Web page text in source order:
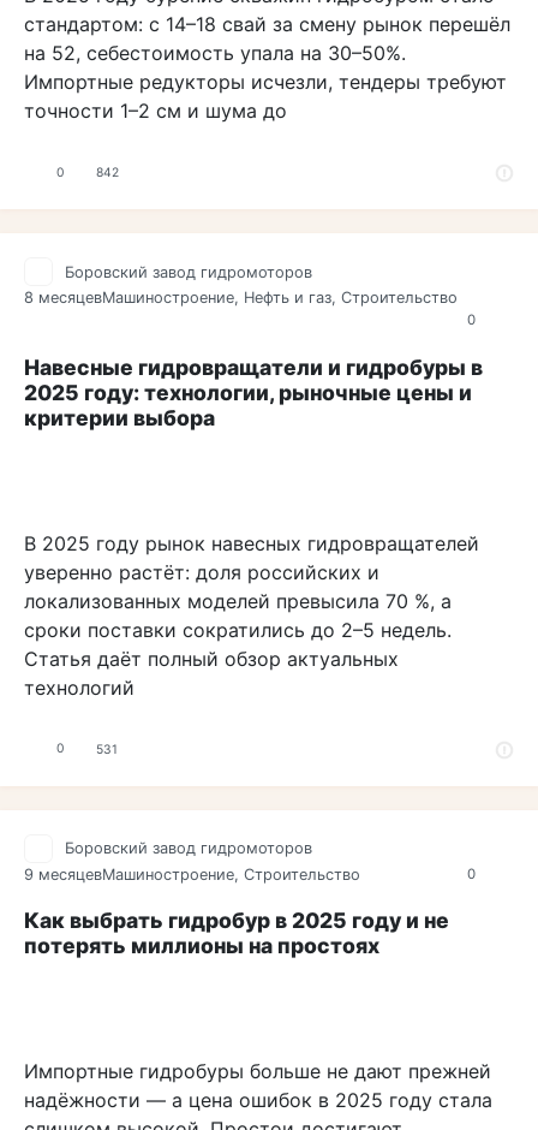
стандартом: с 14–18 свай за смену рынок перешёл
на 52, себестоимость упала на 30–50%.
Импортные редукторы исчезли, тендеры требуют
точности 1–2 см и шума до
0 842
0
Боровский завод гидромоторов
8 месяцевМашиностроение, Нефть и газ, Строительство
Навесные гидровращатели и гидробуры в
2025 году: технологии, рыночные цены и
критерии выбора
В 2025 году рынок навесных гидровращателей
уверенно растёт: доля российских и
локализованных моделей превысила 70 %, а
сроки поставки сократились до 2–5 недель.
Статья даёт полный обзор актуальных
технологий
0 531
0
Боровский завод гидромоторов
9 месяцевМашиностроение, Строительство
Как выбрать гидробур в 2025 году и не
потерять миллионы на простоях
Импортные гидробуры больше не дают прежней
надёжности — а цена ошибок в 2025 году стала